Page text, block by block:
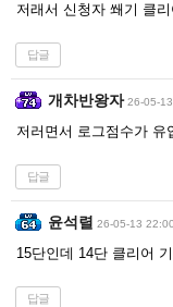
저래서 신청자 쐐기 클
답글
개차반왕자 26-05-
저러면서 로그점수가 유
답글
윤석렬 26-05-13 22:00
15단인데 14단 클리어
답글